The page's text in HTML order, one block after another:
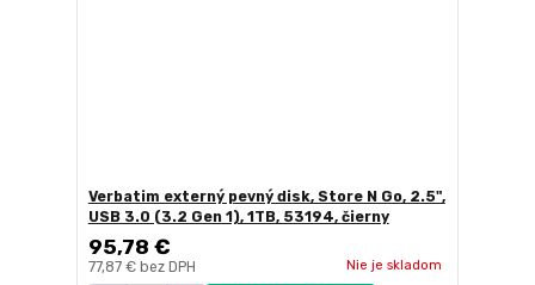
Verbatim externý pevný disk, Store N Go, 2.5",
USB 3.0 (3.2 Gen 1), 1TB, 53194, čierny
95,78 €
77,87 € bez DPH Nie je skladom